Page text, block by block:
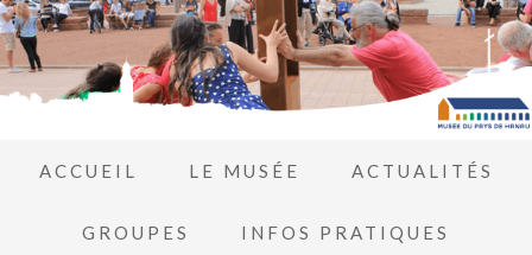
ACCUEIL LE MUSÉE ACTUALITÉS
GROUPES INFOS PRATIQUES